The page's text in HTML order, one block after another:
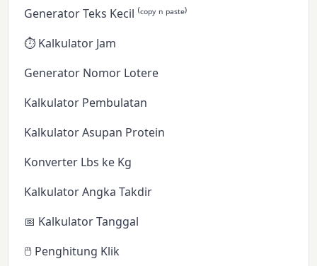
Generator Teks Kecil ⁽ᶜᵒᵖʸ ⁿ ᵖᵃˢᵗᵉ⁾
⏱️ Kalkulator Jam
Generator Nomor Lotere
Kalkulator Pembulatan
Kalkulator Asupan Protein
Konverter Lbs ke Kg
Kalkulator Angka Takdir
📅 Kalkulator Tanggal
🖱️ Penghitung Klik